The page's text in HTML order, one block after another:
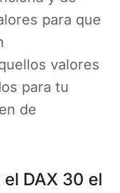
para que
valores
para tu
de
DAX 30 el